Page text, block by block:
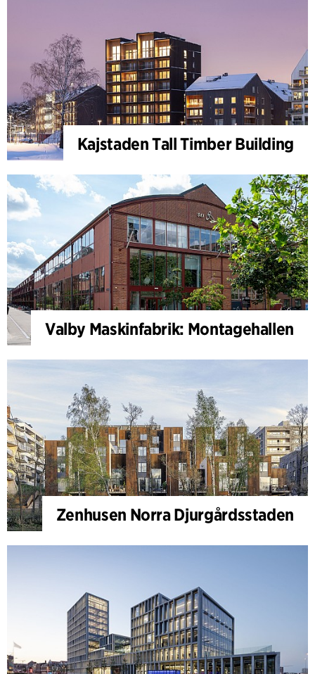
Kajstaden Tall Timber Building
Valby Maskinfabrik: Montagehallen
Zenhusen Norra Djurgårdsstaden